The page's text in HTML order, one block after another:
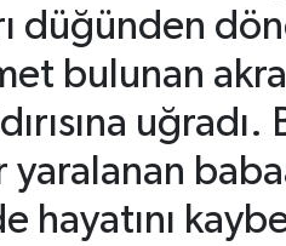
düğünden
bulunan
uğradı.
yaralanan
hayatını